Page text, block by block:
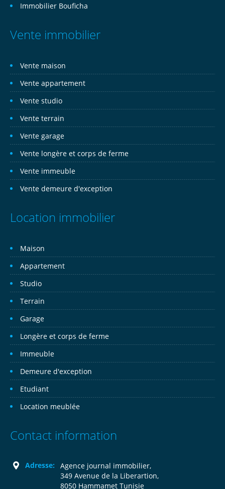
Immobilier Bouficha
Vente immobilier
Vente maison
Vente appartement
Vente studio
Vente terrain
Vente garage
Vente longère et corps de ferme
Vente immeuble
Vente demeure d'exception
Location immobilier
Maison
Appartement
Studio
Terrain
Garage
Longère et corps de ferme
Immeuble
Demeure d'exception
Etudiant
Location meublée
Contact information
Adresse:
Agence journal immobilier,
349 Avenue de la Liberartion,
8050 Hammamet Tunisie